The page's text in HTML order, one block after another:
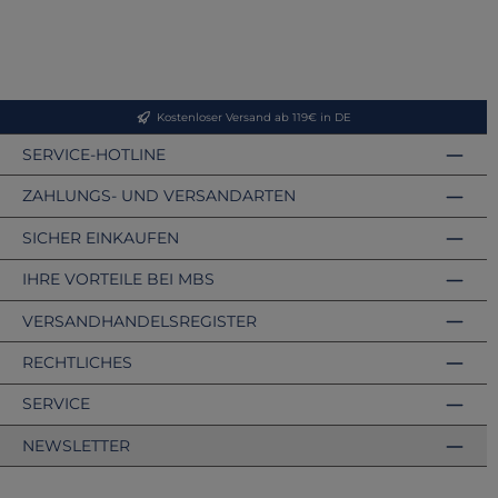
Kostenloser Versand ab 119€ in DE
SERVICE-HOTLINE
ZAHLUNGS- UND VERSANDARTEN
VERSANDHANDELSREGISTER
SICHER EINKAUFEN
IHRE VORTEILE BEI MBS
RECHTLICHES
SERVICE
NEWSLETTER